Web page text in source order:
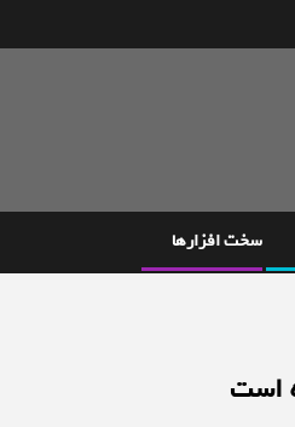
سخت افزارها